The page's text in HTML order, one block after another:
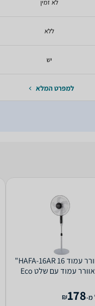
לא זמין
ללא
יש
למפרט המלא
‏מאוורר עמוד HAFA-16AR 16"
מאוורר עמוד עם שלט Eco
מ-178
₪